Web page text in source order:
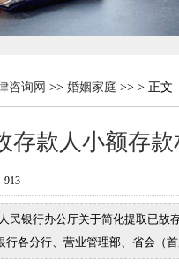
咨询网 >> 婚姻家庭 >> > 正文
存款人小额存
913
民银行办公厅关于简化提取已
行各分行、营业管理部、省会（